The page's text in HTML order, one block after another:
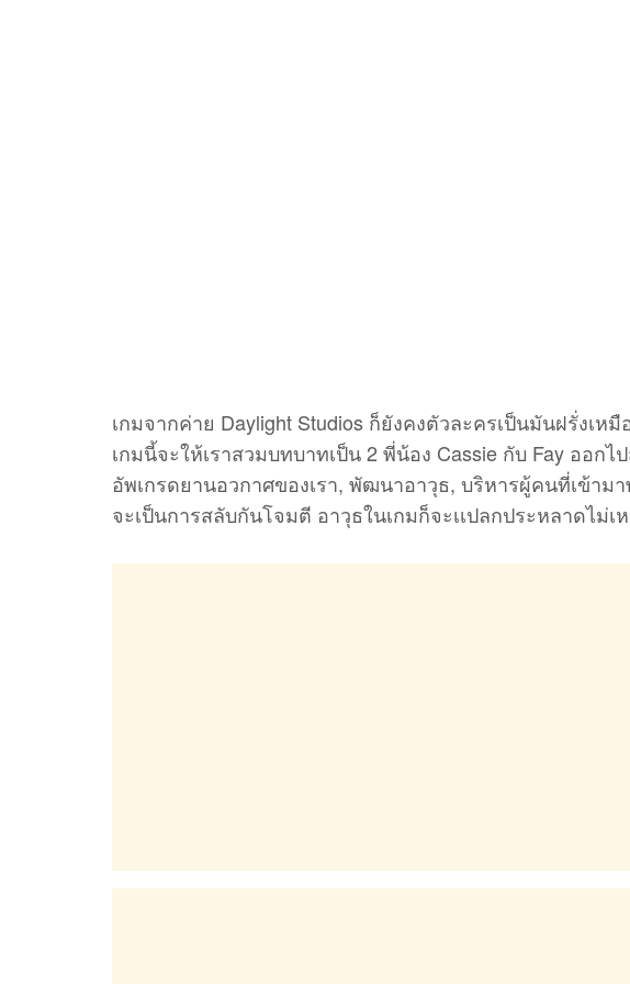
เกมจากค่าย Daylight Studios ก็ยังคงตัวละครเป็นมันฝรั่งเ
เกมนี้จะให้เราสวมบทบาทเป็น 2 พี่น้อง Cassie กับ Fay ออก
อัพเกรดยานอวกาศของเรา, พัฒนาอาวุธ, บริหารผู้คนที่เข้า
จะเป็นการสลับกันโจมตี อาวุธในเกมก็จะเเปลกประหลาดไม่